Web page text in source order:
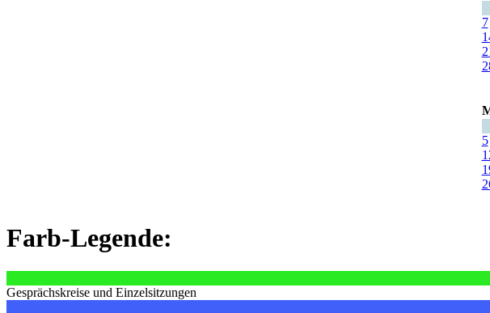
7
5
Farb-Legende:
Gesprächskreise und Einzelsitzungen